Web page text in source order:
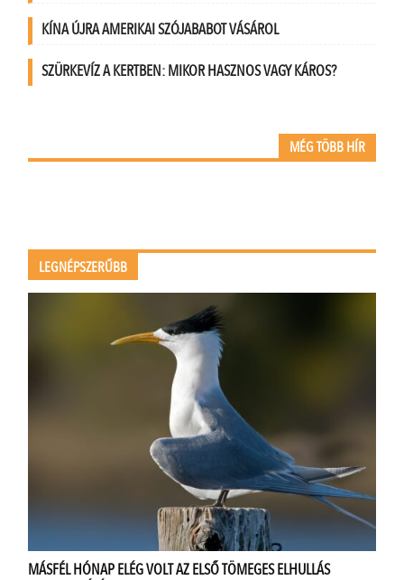
KÍNA ÚJRA AMERIKAI SZÓJABABOT VÁSÁROL
SZÜRKEVÍZ A KERTBEN: MIKOR HASZNOS VAGY KÁROS?
MÉG TÖBB HÍR
LEGNÉPSZERŰBB